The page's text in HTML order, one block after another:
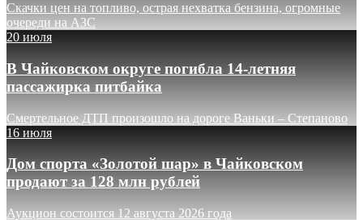
Скачки цен на топливо, острая нехватка бензина, огромные
очереди на АЗС
20 июля
В Чайковском округе погибла 14-летняя
пассажирка питбайка
Смертельное ДТП произошло на дороге Ваньки – Степаново
16 июля
Дом спорта «Золотой шар» в Чайковском
продают за 128 млн рублей
Аукцион состоится 12 августа 2026 года